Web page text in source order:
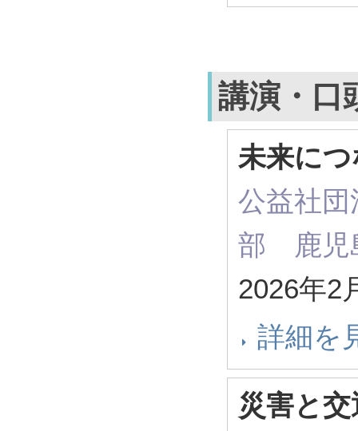
講演・口
未来に
公益社
部 鹿児
2026年2
詳細を
災害と